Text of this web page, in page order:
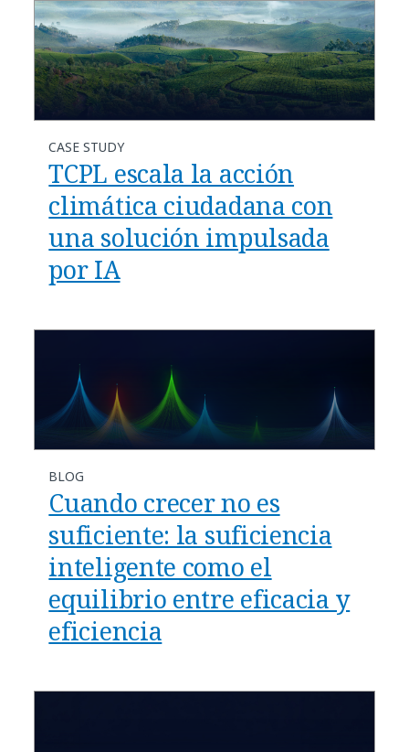
CASE STUDY
TCPL escala la acción
climática ciudadana con
una solución impulsada
por IA
BLOG
Cuando crecer no es
suficiente: la suficiencia
inteligente como el
equilibrio entre eficacia y
eficiencia